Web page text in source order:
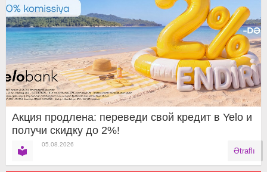
Акция продлена: переведи свой кредит в Yelo и
получи скидку до 2%!
05.08.2026
Ətraflı